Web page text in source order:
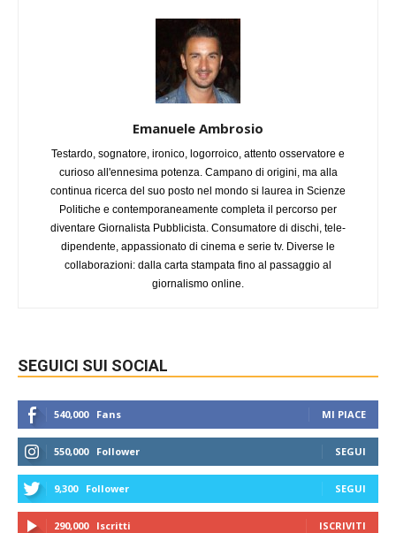
Emanuele Ambrosio
Testardo, sognatore, ironico, logorroico, attento osservatore e
curioso all'ennesima potenza. Campano di origini, ma alla
continua ricerca del suo posto nel mondo si laurea in Scienze
Politiche e contemporaneamente completa il percorso per
diventare Giornalista Pubblicista. Consumatore di dischi, tele-
dipendente, appassionato di cinema e serie tv. Diverse le
collaborazioni: dalla carta stampata fino al passaggio al
giornalismo online.
SEGUICI SUI SOCIAL
540,000 Fans MI PIACE
550,000 Follower SEGUI
9,300 Follower SEGUI
290,000 Iscritti ISCRIVITI